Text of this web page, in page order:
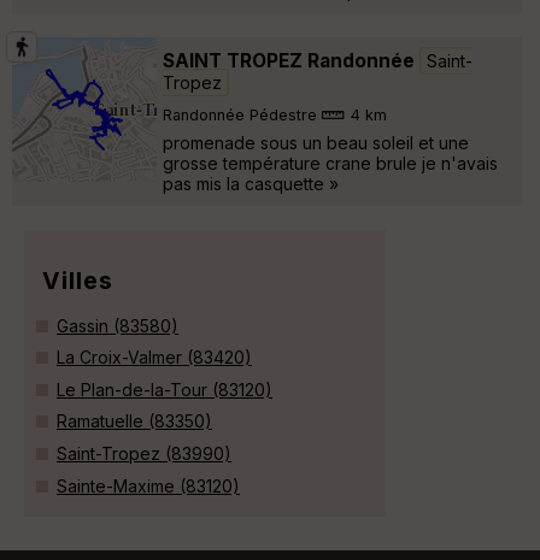
SAINT TROPEZ Randonnée
Saint-
Tropez
Randonnée Pédestre 4 km
promenade sous un beau soleil et une
grosse température crane brule je n'avais
pas mis la casquette »
Villes
Gassin (83580)
La Croix-Valmer (83420)
Le Plan-de-la-Tour (83120)
Ramatuelle (83350)
Saint-Tropez (83990)
Sainte-Maxime (83120)